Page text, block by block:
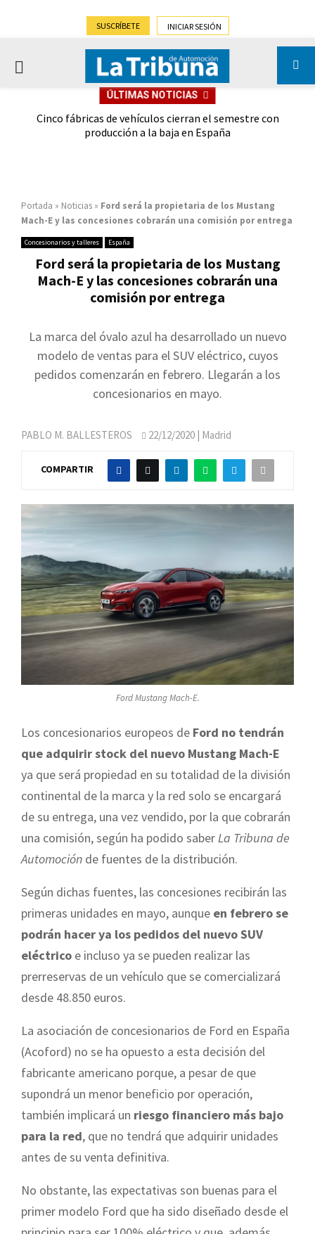
SUSCRÍBETE INICIAR SESIÓN
PRIMARY
ÚLTIMAS NOTICIAS
Cinco fábricas de vehículos cierran el semestre con
producción a la baja en España
Portada » Noticias » Ford será la propietaria de los Mustang
Mach-E y las concesiones cobrarán una comisión por entrega
Concesionarios y talleres España
Ford será la propietaria de los Mustang
Mach-E y las concesiones cobrarán una
comisión por entrega
La marca del óvalo azul ha desarrollado un nuevo
modelo de ventas para el SUV eléctrico, cuyos
pedidos comenzarán en febrero. Llegarán a los
concesionarios en mayo.
PABLO M. BALLESTEROS 22/12/2020 | Madrid
COMPARTIR
Ford Mustang Mach-E.
Los concesionarios europeos de Ford no tendrán
que adquirir stock del nuevo Mustang Mach-E
ya que será propiedad en su totalidad de la división
continental de la marca y la red solo se encargará
de su entrega, una vez vendido, por la que cobrarán
una comisión, según ha podido saberLa Tribuna de
Automoción de fuentes de la distribución.
Según dichas fuentes, las concesiones recibirán las
primeras unidades en mayo, aunque en febrero se
podrán hacer ya los pedidos del nuevo SUV
eléctrico e incluso ya se pueden realizar las
prerreservas de un vehículo que se comercializará
desde 48.850 euros.
La asociación de concesionarios de Ford en España
(Acoford) no se ha opuesto a esta decisión del
fabricante americano porque, a pesar de que
supondrá un menor beneficio por operación,
también implicará un riesgo financiero más bajo
para la red, que no tendrá que adquirir unidades
antes de su venta definitiva.
No obstante, las expectativas son buenas para el
primer modelo Ford que ha sido diseñado desde el